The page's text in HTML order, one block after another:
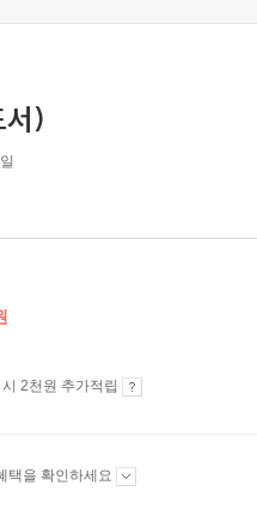
)
2천원 추가적립
택을 확인하세요